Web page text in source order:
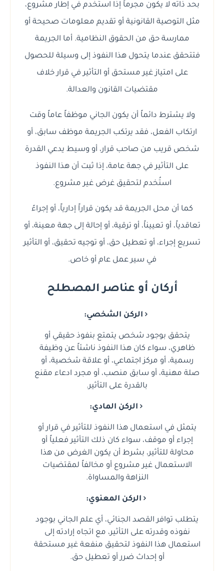
بحد ذاته لا يكون مجرماً إذا استُخدم في إطار مشروع،
مثل التوصية القانونية أو تقديم معلومات صحيحة أو
ممارسة حق من الحقوق النظامية. أما الجريمة
فتتحقق عندما يتحول هذا النفوذ إلى وسيلة للحصول
على امتياز غير مستحق أو التأثير في قرار خلاف
مقتضيات القانون والعدالة.
ولا يشترط دائماً أن يكون الجاني موظفاً عاماً وقت
ارتكاب الفعل، فقد يرتكب الجريمة موظف سابق، أو
شخص قريب من صاحب قرار، أو وسيط يدعي القدرة
على التأثير في جهة عامة، إذا ثبت أن هذا النفوذ
استُخدم لتحقيق غرض غير مشروع.
كما أن محل الجريمة قد يكون قراراً إدارياً، أو إجراءً
تعاقدياً، أو تعييناً، أو ترقية، أو إحالة إلى جهة معينة، أو
تسريع إجراء، أو تعطيل حق، أو توجيه تحقيق، أو التأثير
في سير عمل عام أو خاص.
أركان أو عناصر المصطلح
الركن الشخصي:
يتحقق بوجود شخص يتمتع بنفوذ حقيقي أو
ظاهري، سواء كان هذا النفوذ ناشئاً عن وظيفة
رسمية، أو مركز اجتماعي، أو علاقة شخصية، أو
صلة مهنية، أو سابق منصب، أو مجرد ادعاء مقنع
بالقدرة على التأثير.
الركن المادي:
يتمثل في استعمال هذا النفوذ للتأثير في قرار أو
إجراء أو موقف، سواء كان ذلك التأثير فعلياً أو
محاولة للتأثير، بشرط أن يكون الغرض من هذا
الاستعمال غير مشروع أو مخالفاً لمقتضيات
النزاهة والمساواة.
الركن المعنوي:
يتطلب توافر القصد الجنائي، أي علم الجاني بوجود
نفوذه وقدرته على التأثير، مع اتجاه إرادته إلى
استعمال هذا النفوذ لتحقيق منفعة غير مستحقة
أو إحداث ضرر أو تعطيل حق.